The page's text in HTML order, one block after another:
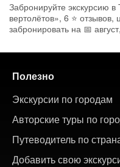
Забронируйте экскурсию
вертолётов», 6 ⭐
забронировать на 📅
Полезно
Экскурсии по городам
Авторские туры по
Путеводитель по
Добавить свою